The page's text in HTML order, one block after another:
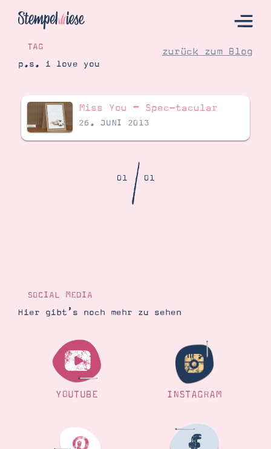
Hier Starten
Katalog
Bestellen
Blog
Gutscheine
Produkte erklärt
Tipps & Tricks
Ordnungstipps
TAG
p.s. i love you
zurück zum Blog
Miss You – Spec-tacular
26. JUNI 2013
01/01
SOCIAL MEDIA
Hier gibt’s noch mehr zu sehen
YOUTUBE INSTAGRAM